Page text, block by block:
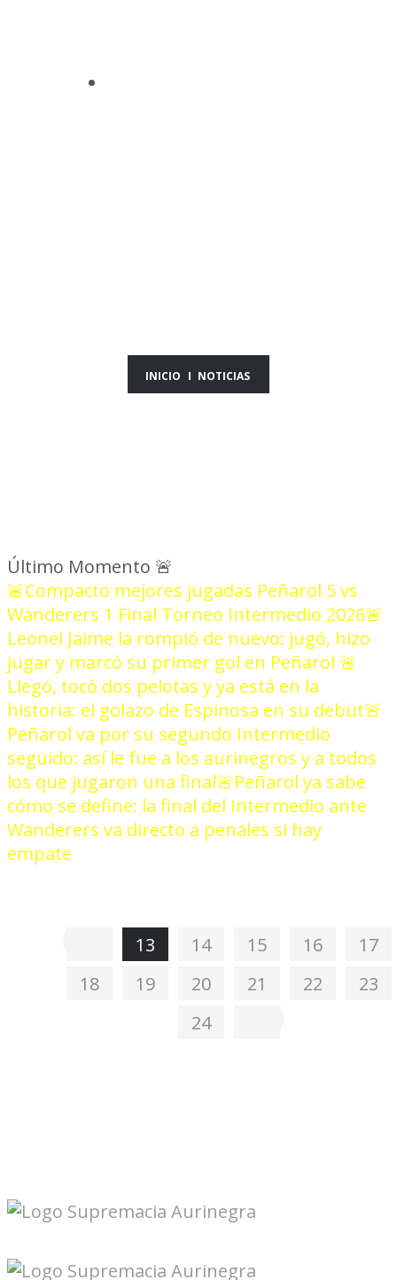
INICIO NOTICIAS
Último Momento 🚨
🚨Compacto mejores jugadas Peñarol 5 vs
Wanderers 1 Final Torneo Intermedio 2026🚨
Leonel Jaime la rompió de nuevo: jugó, hizo
jugar y marcó su primer gol en Peñarol 🚨
Llegó, tocó dos pelotas y ya está en la
historia: el golazo de Espinosa en su debut🚨
Peñarol va por su segundo Intermedio
seguido: así le fue a los aurinegros y a todos
los que jugaron una final🚨Peñarol ya sabe
cómo se define: la final del Intermedio ante
Wanderers va directo a penales si hay
empate
13 14 15 16
17
18
19 20 21 22
23
24